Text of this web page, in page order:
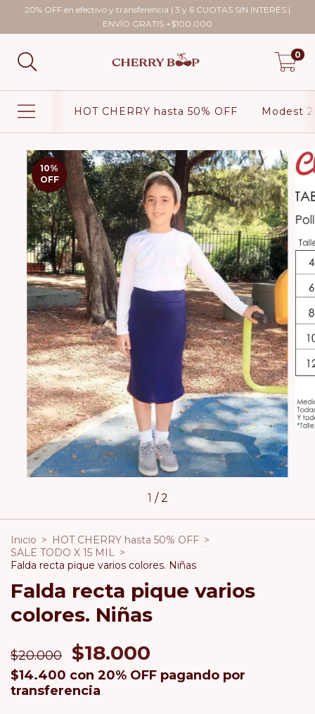
20% OFF en efectivo y transferencia | 3 y 6 CUOTAS SIN INTERÉS |
ENVÍO GRATIS +$100.000
0
HOT CHERRY hasta 50% OFF Modest
10%
OFF
1 /2
Inicio > HOT CHERRY hasta 50% OFF >
SALE TODO X 15 MIL >
Falda recta pique varios colores. Niñas
Falda recta pique varios
colores. Niñas
$20.000 $18.000
$14.400 con 20% OFF pagando por
transferencia